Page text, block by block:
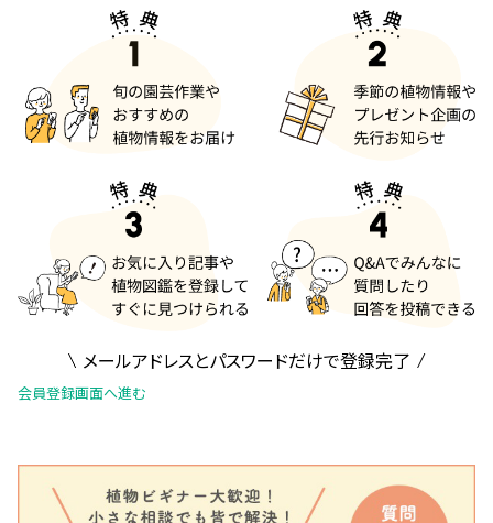
メールアドレスとパスワードだけで登録完了
会員登録画面へ進む